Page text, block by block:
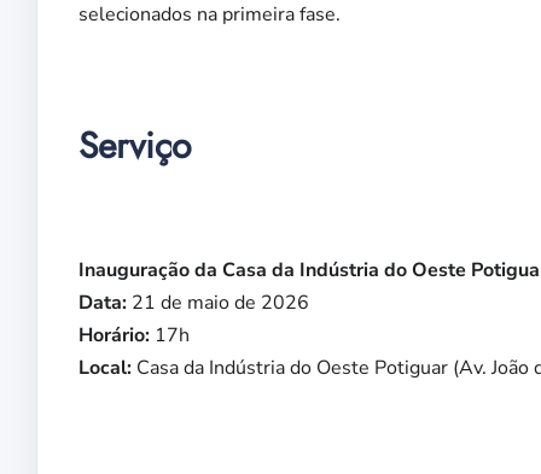
selecionados na primeira fase.
Serviço
Inauguração da Casa da Indústria do Oeste
Data: 21 de maio de 2026
Horário: 17h
Local: Casa da Indústria do Oeste Potiguar (Av.